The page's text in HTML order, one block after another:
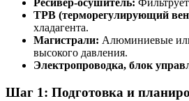
Ресивер-осушитель:
ТРВ (терморегулирующий
хладагента.
Магистрали: Алюминиевые
высокого давления.
Электропроводка, блок
Шаг 1: Подготовка и